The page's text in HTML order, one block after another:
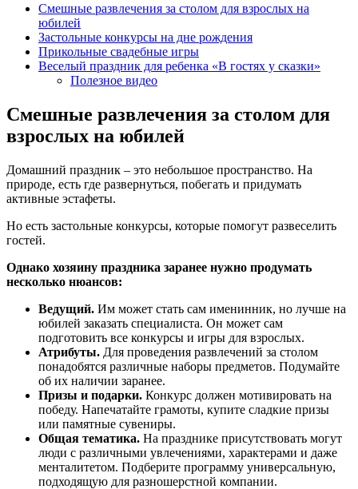
Смешные развлечения за столом для взрослых на
юбилей
Застольные конкурсы на дне рождения
Прикольные свадебные игры
Веселый праздник для ребенка «В гостях у сказки»
Полезное видео
Смешные развлечения за столом для
взрослых на юбилей
Домашний праздник – это небольшое пространство. На
природе, есть где развернуться, побегать и придумать
активные эстафеты.
Но есть застольные конкурсы, которые помогут развеселить
гостей.
Однако хозяину праздника заранее нужно продумать
несколько нюансов:
Ведущий. Им может стать сам именинник, но лучше на
юбилей заказать специалиста. Он может сам
подготовить все конкурсы и игры для взрослых.
Атрибуты. Для проведения развлечений за столом
понадобятся различные наборы предметов. Подумайте
об их наличии заранее.
Призы и подарки. Конкурс должен мотивировать на
победу. Напечатайте грамоты, купите сладкие призы
или памятные сувениры.
Общая тематика. На празднике присутствовать могут
люди с различными увлечениями, характерами и даже
менталитетом. Подберите программу универсальную,
подходящую для разношерстной компании.